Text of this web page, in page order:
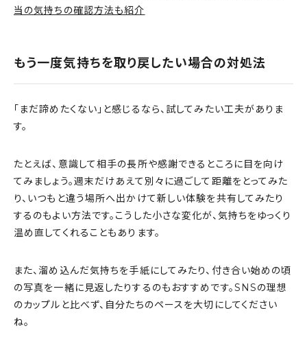
当の気持ちの確認方法も紹介
もう一度気持ちを取り戻したい場合の対処法
「まだ諦めたくない」と感じるなら、試してみたい工夫がありま
す。
たとえば、意識して相手の長所や感謝できるところに目を向け
てみましょう。週末だけあえて別々に過ごして距離をとってみた
り、いつもと違う場所へ出かけて新しい体験を共有してみたり
するのもよい方法です。こうした小さな変化が、気持ちをゆっくり
温め直してくれることもあります。
また、溜め込んだ気持ちを手紙にしてみたり、付き合い始めの頃
の写真を一緒に見返したりするのもおすすめです。SNSの理想
のカップルと比べず、自分たちのペースを大切にしてください
ね。